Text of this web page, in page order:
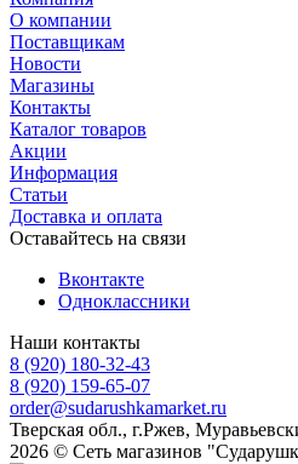
О компании
Поставщикам
Новости
Магазины
Контакты
Каталог товаров
Акции
Информация
Статьи
Доставка и оплата
Оставайтесь на связи
Вконтакте
Одноклассники
Наши контакты
8 (920) 180-32-43
8 (920) 159-65-07
order@sudarushkamarket.ru
Тверская обл., г.Ржев,
2026 © Сеть магазинов